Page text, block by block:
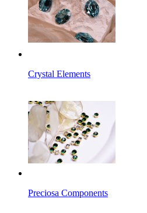
Crystal Elements
Preciosa Components